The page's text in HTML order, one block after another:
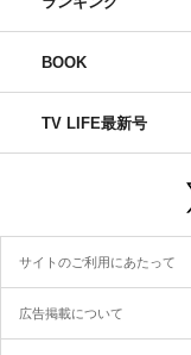
BOOK
TV LIFE最新号
サイトのご利用にあたって
広告掲載について